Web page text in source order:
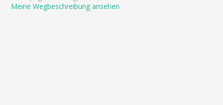
Meine Wegbeschreibung ansehen